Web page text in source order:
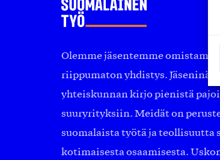
Olemme jäsentemme
riippumaton yhdistys.
yhteiskunnan kirjo pienistä
suuryrityksiin. Meidät on
suomalaista työtä ja teollisuutta
kotimaisesta osaamisesta.